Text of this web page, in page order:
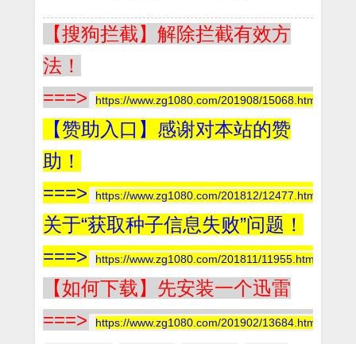
【搜狗拦截】解除拦截有效方
法！
===>
https://www.zg1080.com/201908/15068.html
【赞助入口】感谢对本站的赞
助！
===>
https://www.zg1080.com/201812/12477.html
关于“获取种子信息失败”问题！
===>
https://www.zg1080.com/201811/11955.html
【如何下载】先安装一个迅雷
===>
https://www.zg1080.com/201902/13684.html